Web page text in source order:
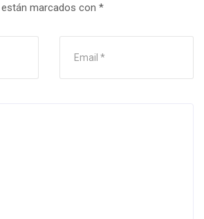
marcados con *